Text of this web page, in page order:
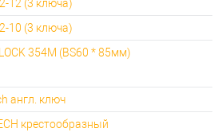
12 (3 ключа)
10 (3 ключа)
354M (BS60 * 85мм)
англ. ключ
крестообразный